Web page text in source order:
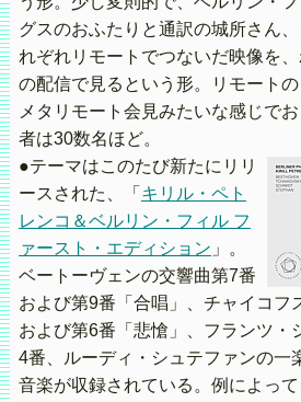
グスのおふたりと通訳の城所さん
れぞれリモートでつないだ映像を
の配信で見るという形。リモートの
メタリモート会見みたいな感じで
者は30数名ほど。
●テーマはこのたび新たにリリ
ースされた、「 キリル・ペト
レンコ＆ベルリン・フィル フ
ァースト・エディション 」。
ベートーヴェンの交響曲第7番
および第9番「合唱」、チャイコフ
および第6番「悲愴」、フランツ・
4番、ルーディ・シュテファンの一
音楽が収録されている。例によっ